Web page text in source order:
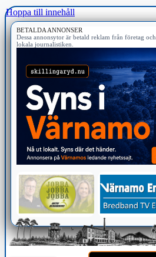
Hoppa till innehåll
BETALDA ANNONSER
Dessa annonsytor är betald reklam från företag
lokala journalistiken.